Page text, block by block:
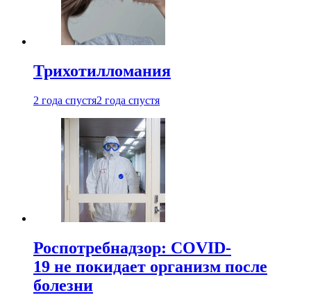
Трихотилломания
2 года спустя2 года спустя
Роспотребнадзор: COVID-
19 не покидает организм после
болезни